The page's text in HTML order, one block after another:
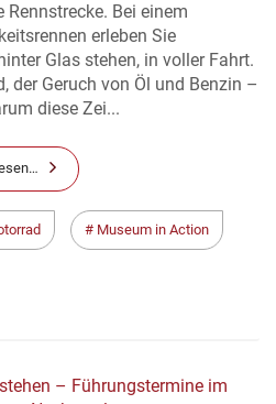
Bei einem
erleben Sie
Glas stehen, in voller Fahrt.
der Geruch von Öl und Benzin –
diese Zei...
Museum in Action